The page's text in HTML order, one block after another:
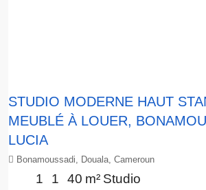
STUDIO MODERNE HAUT
MEUBLÉ À LOUER,
LUCIA
Bonamoussadi, Douala, Cameroun
1 1 40 m² Studio